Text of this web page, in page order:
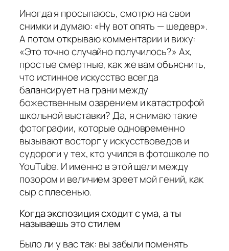
Иногда я просыпаюсь, смотрю на свои
снимки и думаю: «Ну вот опять — шедевр».
А потом открываю комментарии и вижу:
«Это точно случайно получилось?» Ах,
простые смертные, как же вам объяснить,
что истинное искусство всегда
балансирует на грани между
божественным озарением и катастрофой
школьной выставки? Да, я снимаю такие
фотографии, которые одновременно
вызывают восторг у искусствоведов и
судороги у тех, кто учился в фотошколе по
YouTube. И именно в этой щели между
позором и величием зреет мой гений, как
сыр с плесенью.
Когда экспозиция сходит с ума, а ты
называешь это стилем
Было ли у вас так: вы забыли поменять